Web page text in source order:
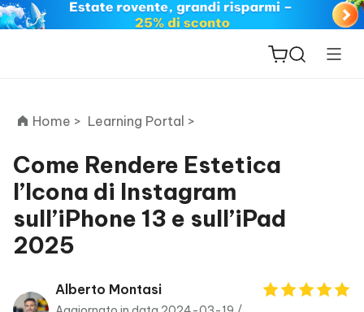
ReiBoot
for iOS
PDNob
PDF
Editor
Home > Learning Portal >
Come Rendere Estetica
l’Icona di Instagram
sull’iPhone 13 e sull’iPad
2025
Alberto Montasi